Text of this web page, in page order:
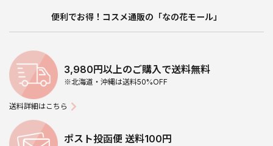
便利でお得！コスメ通販の「なの花モール」
3,980円以上のご購入で送料無料
※北海道・沖縄は送料50%OFF
送料詳細はこちら
ポスト投函便 送料100円